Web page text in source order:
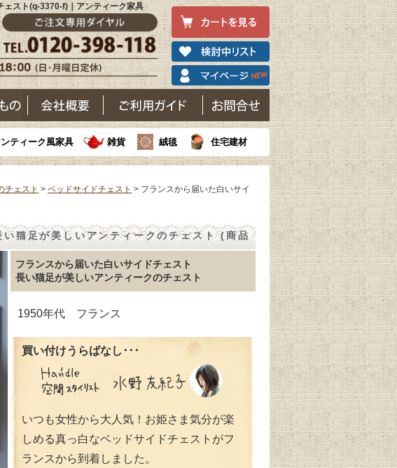
ェスト(q-3370-f)｜アンティーク家具
ティーク風家具 雑貨 絨毯 住宅建材
チェスト > ベッドサイドチェスト > フランスから届いた白いサイ
猫足が美しいアンティークのチェスト (商品
フランスから届いた白いサイドチェスト
長い猫足が美しいアンティークのチェスト
1950年代 フランス
買い付けうらばなし･･･
いつも女性から大人気！お姫さま気分が楽
しめる真っ白なベッドサイドチェストがフ
ランスから到着しました。